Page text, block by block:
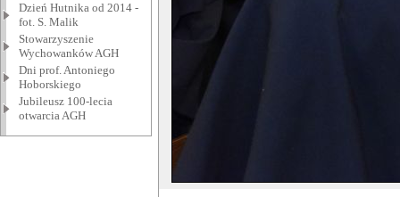
Dzień Hutnika od 2014 -
fot. S. Malik
Stowarzyszenie
Wychowanków AGH
Dni prof. Antoniego
Hoborskiego
Jubileusz 100-lecia
otwarcia AGH